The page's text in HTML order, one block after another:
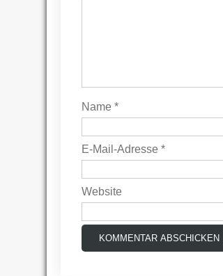
Name *
E-Mail-Adresse *
Website